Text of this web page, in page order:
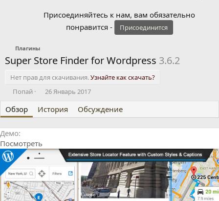
Присоединяйтесь к нам, вам обязательно
понравится -
Присоединится
Плагины
Super Store Finder for Wordpress 3.6.2
Нет прав для скачивания.Узнайте как скачать?
А
т
о
р
Попай
Д
т
а
с
д
и
я
26 Январь 2017
Обзор История Обсуждение
Демо
Посмотреть